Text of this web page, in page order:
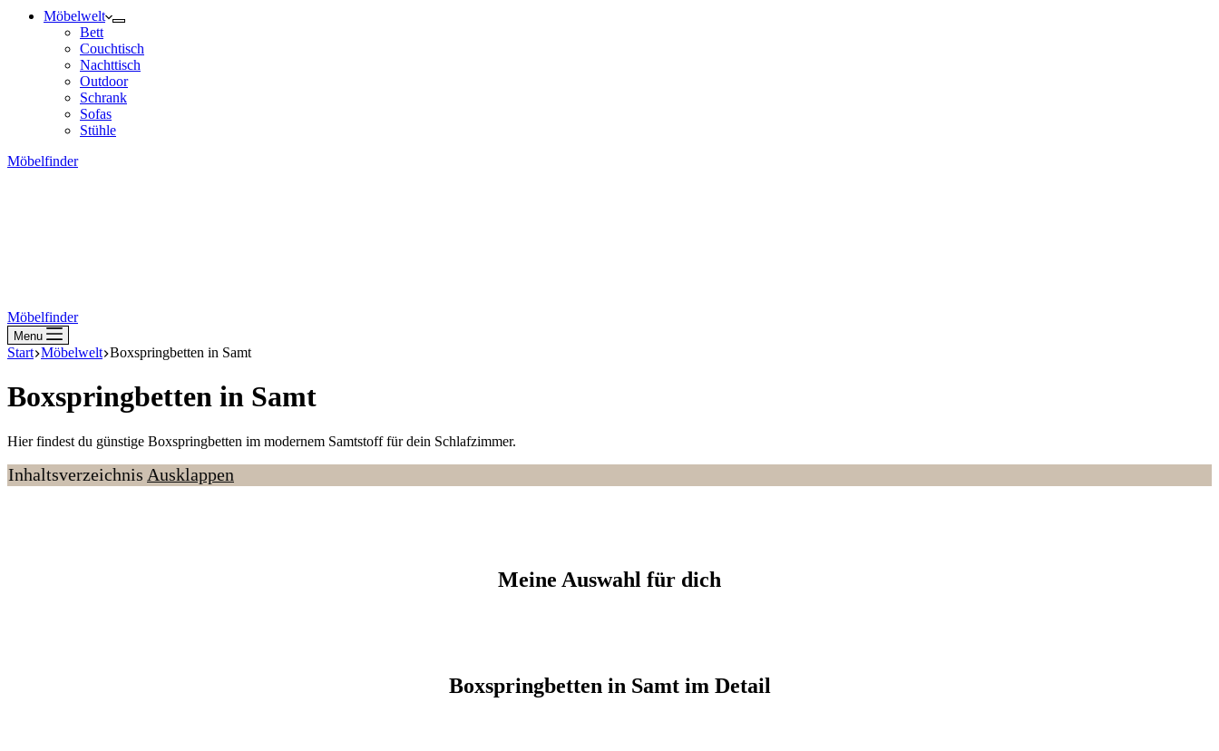
Möbelwelt
Bett
Couchtisch
Nachttisch
Outdoor
Schrank
Sofas
Stühle
Möbelfinder
Möbelfinder
Menu
Start Möbelwelt Boxspringbetten in Samt
Boxspringbetten in Samt
Hier findest du günstige Boxspringbetten im modernem Samtstoff für dein Schlafzimmer.
Inhaltsverzeichnis Ausklappen
Meine Auswahl für dich
Boxspringbetten in Samt im Detail